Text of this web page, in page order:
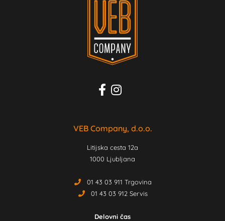
VEB Company, d.o.o.
Litijska cesta 12a
1000 Ljubljana
01 43 03 911 Trgovina
01 43 03 912 Servis
Delovni čas